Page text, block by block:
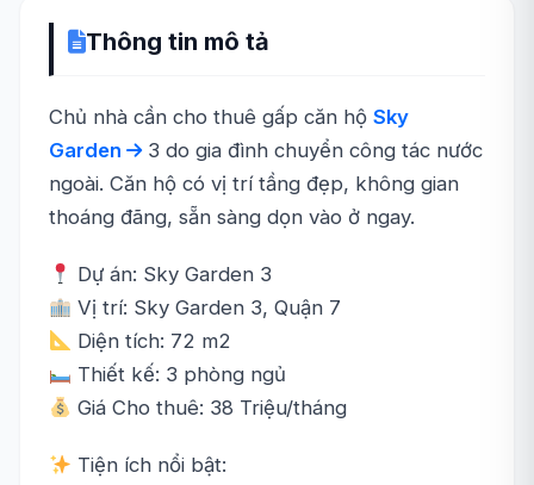
Thông tin mô tả
Chủ nhà cần cho thuê gấp căn hộ Sky
Garden
3 do gia đình chuyển công tác nước
ngoài. Căn hộ có vị trí tầng đẹp, không gian
thoáng đãng, sẵn sàng dọn vào ở ngay.
Dự án: Sky Garden 3
Vị trí: Sky Garden 3, Quận 7
Diện tích: 72 m2
Thiết kế: 3 phòng ngủ
Giá Cho thuê: 38 Triệu/tháng
Tiện ích nổi bật: